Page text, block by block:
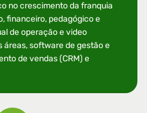
no crescimento da franquia
financeiro, pedagógico e
de operação e video
áreas, software de gestão e
de vendas (CRM) e